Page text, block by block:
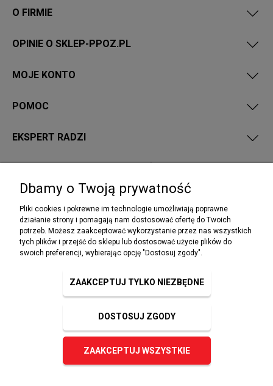
O FIRMIE
OPINIE O SKLEP-PPOZ.PL
MOJE KONTO
POMOC
EKSPERT RADZI
NEWSLETTER
Podaj swój adres e-mail, jeżeli chcesz otrzymywać
ZAPISZ SIĘ
Dbamy o Twoją prywatność
Pliki cookies i pokrewne im technologie umożliwiają poprawne
działanie strony i pomagają nam dostosować ofertę do Twoich
potrzeb. Możesz zaakceptować wykorzystanie przez nas wszystkich
tych plików i przejść do sklepu lub dostosować użycie plików do
swoich preferencji, wybierając opcję "Dostosuj zgody".
ZAAKCEPTUJ TYLKO NIEZBĘDNE
DOSTOSUJ ZGODY
ZAAKCEPTUJ WSZYSTKIE